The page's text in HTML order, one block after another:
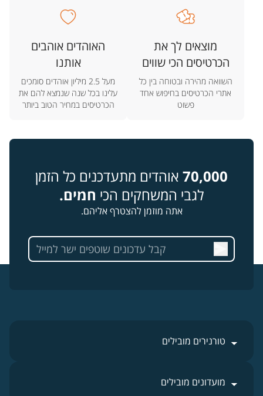
מוצאים לך את
הכרטיסים הכי שווים
השוואה מהירה ובטוחה בין כל
אתרי הכרטיסים בחיפוש אחד
פשוט
האוהדים אוהבים
אותנו
מעל 2.5 מיליון אוהדים סומכים
עלינו בכל שנה שנמצא להם את
הכרטיסים במחיר הטוב ביותר
70,000 אוהדים מתעדכנים כל הזמן
לגבי המשחקים הכי חמים.
אתה מוזמן להצטרף אליהם.
טורנירים מובילים
מועדונים מובילים